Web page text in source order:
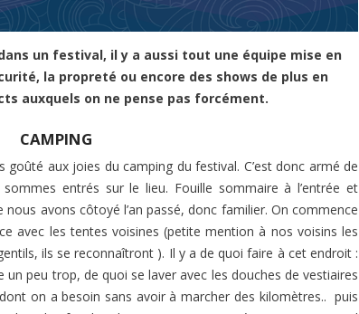
un festival, il y a aussi tout une équipe mise en
la propreté ou encore des shows de plus en
auxquels on ne pense pas forcément.
CAMPING
goûté aux joies du camping du festival. C’est donc armé de
entrés sur le lieu. Fouille sommaire à l’entrée et
avons côtoyé l’an passé, donc familier. On commence
avec les tentes voisines (petite mention à nos voisins les
ils se reconnaîtront ). Il y a de quoi faire à cet endroit :
un peu trop, de quoi se laver avec les douches de vestiaires
on a besoin sans avoir à marcher des kilomètres.. puis